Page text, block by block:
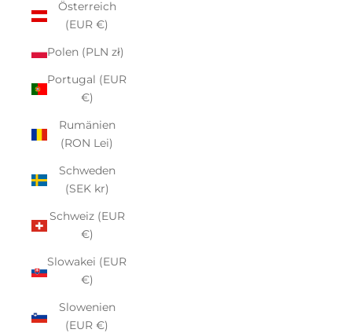
Österreich
(EUR €)
Polen (PLN zł)
Portugal (EUR
€)
Rumänien
(RON Lei)
Schweden
(SEK kr)
Schweiz (EUR
€)
Slowakei (EUR
€)
Slowenien
(EUR €)